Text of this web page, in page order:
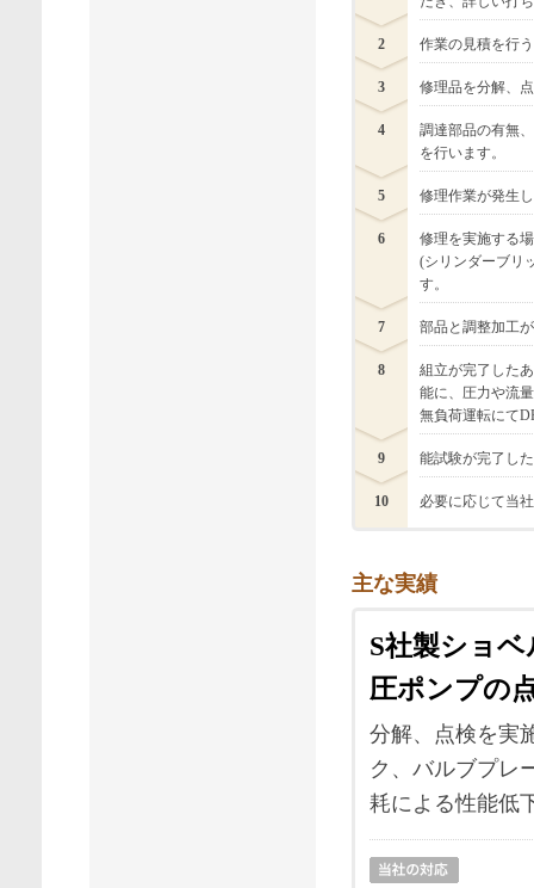
2 作業の見積を行
3 修理品を分解、
4
調達部品の有無
を行います。
5 修理作業が発生
6
修理を実施する
(シリンダーブリ
す。
7 部品と調整加工
8
組立が完了した
能に、圧力や流
無負荷運転にて
9 能試験が完了し
10 必要に応じて当
主な実績
S社製ショ
圧ポンプの
分解、点検を実
ク、バルブプレ
耗による性能低